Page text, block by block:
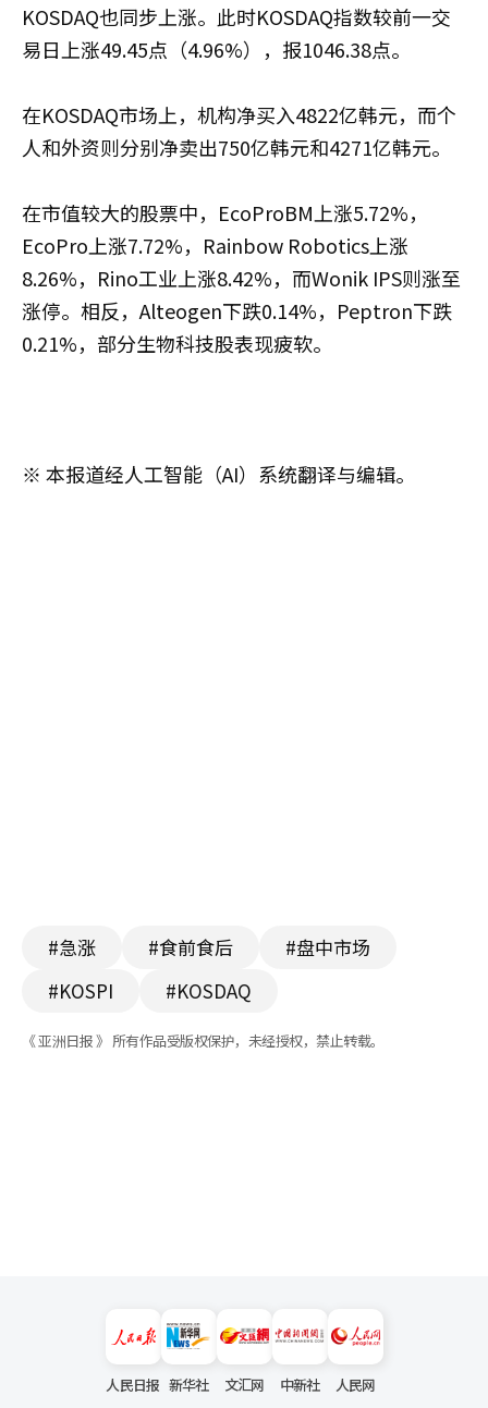
KOSDAQ也同步上涨。此时KOSDAQ指数较前一交
易日上涨49.45点（4.96%），报1046.38点。
在KOSDAQ市场上，机构净买入4822亿韩元，而个
人和外资则分别净卖出750亿韩元和4271亿韩元。
在市值较大的股票中，EcoProBM上涨5.72%，
EcoPro上涨7.72%，Rainbow Robotics上涨
8.26%，Rino工业上涨8.42%，而Wonik IPS则涨至
涨停。相反，Alteogen下跌0.14%，Peptron下跌
0.21%，部分生物科技股表现疲软。
※ 本报道经人工智能（AI）系统翻译与编辑。
#急涨 #食前食后
#盘中市场
#KOSPI
#KOSDAQ
《 亚洲日报 》 所有作品受版权保护，未经授权，禁止转载。
人民日报 新华社 文汇网 中新社 人民网